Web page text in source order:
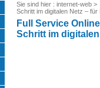
Sie sind hier : internet-web >
Schritt im digitalen Netz – für
Full Service
Schritt im